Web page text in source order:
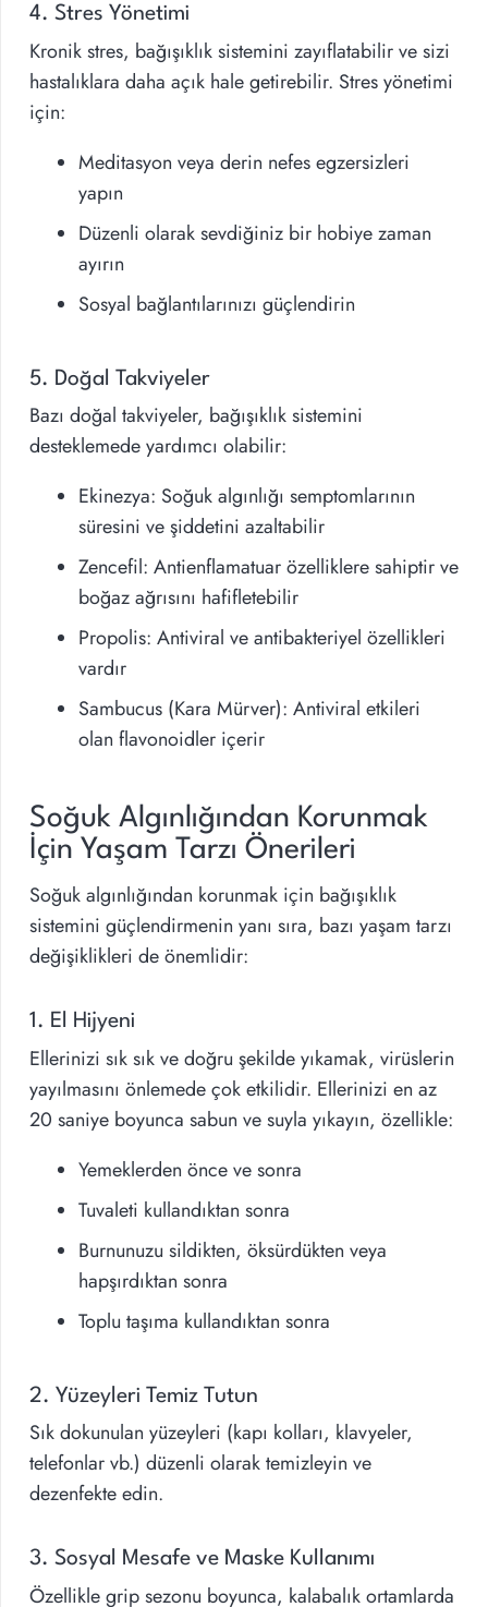
4. Stres Yönetimi
Kronik stres, bağışıklık sistemini zayıflatabilir ve sizi
hastalıklara daha açık hale getirebilir. Stres yönetimi
için:
Meditasyon veya derin nefes egzersizleri
yapın
Düzenli olarak sevdiğiniz bir hobiye zaman
ayırın
Sosyal bağlantılarınızı güçlendirin
5. Doğal Takviyeler
Bazı doğal takviyeler, bağışıklık sistemini
desteklemede yardımcı olabilir:
Ekinezya: Soğuk algınlığı semptomlarının
süresini ve şiddetini azaltabilir
Zencefil: Antienflamatuar özelliklere sahiptir ve
boğaz ağrısını hafifletebilir
Propolis: Antiviral ve antibakteriyel özellikleri
vardır
Sambucus (Kara Mürver): Antiviral etkileri
olan flavonoidler içerir
Soğuk Algınlığından Korunmak
İçin Yaşam Tarzı Önerileri
Soğuk algınlığından korunmak için bağışıklık
sistemini güçlendirmenin yanı sıra, bazı yaşam tarzı
değişiklikleri de önemlidir:
1. El Hijyeni
Ellerinizi sık sık ve doğru şekilde yıkamak, virüslerin
yayılmasını önlemede çok etkilidir. Ellerinizi en az
20 saniye boyunca sabun ve suyla yıkayın, özellikle:
Yemeklerden önce ve sonra
Tuvaleti kullandıktan sonra
Burnunuzu sildikten, öksürdükten veya
hapşırdıktan sonra
Toplu taşıma kullandıktan sonra
2. Yüzeyleri Temiz Tutun
Sık dokunulan yüzeyleri (kapı kolları, klavyeler,
telefonlar vb.) düzenli olarak temizleyin ve
dezenfekte edin.
3. Sosyal Mesafe ve Maske Kullanımı
Özellikle grip sezonu boyunca, kalabalık ortamlarda